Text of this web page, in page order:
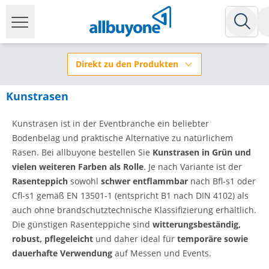
Direkt zu den Produkten
Kunstrasen
Kunstrasen ist in der Eventbranche ein beliebter
Bodenbelag und praktische Alternative zu natürlichem
Rasen. Bei allbuyone bestellen Sie Kunstrasen in Grün und
vielen weiteren Farben als Rolle. Je nach Variante ist der
Rasenteppich sowohl schwer entflammbar nach Bfl-s1 oder
Cfl-s1 gemäß EN 13501-1 (entspricht B1 nach DIN 4102) als
auch ohne brandschutztechnische Klassifizierung erhältlich.
Die günstigen Rasenteppiche sind witterungsbeständig,
robust, pflegeleicht und daher ideal für temporäre sowie
dauerhafte Verwendung auf Messen und Events.